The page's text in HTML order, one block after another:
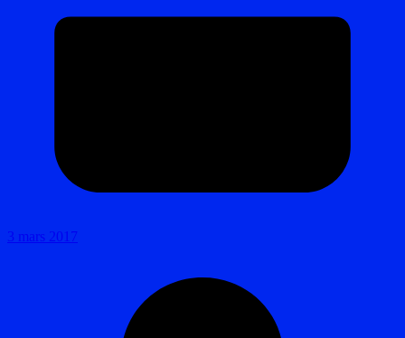
3 mars 2017